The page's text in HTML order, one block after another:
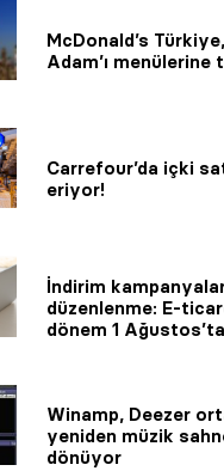
McDonald’s
Adam’ı menülerine
Carrefour’da içki
eriyor!
İndirim
düzenlenme: E-
dönem 1
Winamp, Deezer
yeniden müzik
dönüyor